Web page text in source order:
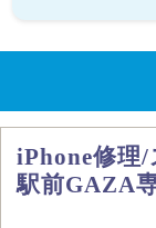
iPhone修理
駅前GAZA